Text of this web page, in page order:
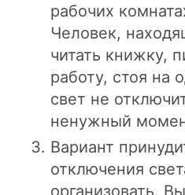
рабочих
Человек,
читать книжку,
работу, стоя на
свет не
ненужный
Вариант
отключения